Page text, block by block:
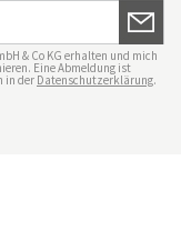
& Co KG erhalten und mich
Eine Abmeldung ist
in der Datenschutzerklärung.